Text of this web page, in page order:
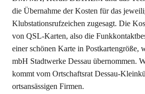
die Übernahme der Kosten für das
Klubstationsrufzeichen zugesagt. Die
von QSL-Karten, also die
einer schönen Karte in Postkartengröße,
mbH Stadtwerke Dessau übernommen.
kommt vom Ortschaftsrat Dessau-
ortsansässigen Firmen.